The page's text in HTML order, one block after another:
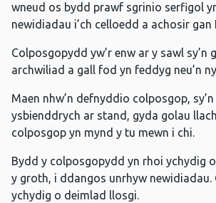
wneud os bydd prawf sgrinio serfigol
newidiadau i’ch celloedd a achosir gan
Colposgopydd yw’r enw ar y sawl sy’n
archwiliad a gall fod yn feddyg neu’n
Maen nhw’n defnyddio colposgop,
ysbienddrych ar stand, gyda golau
colposgop yn mynd y tu mewn i chi.
Bydd y colposgopydd yn rhoi ychydig
y groth, i ddangos unrhyw newidiadau.
ychydig o deimlad llosgi.